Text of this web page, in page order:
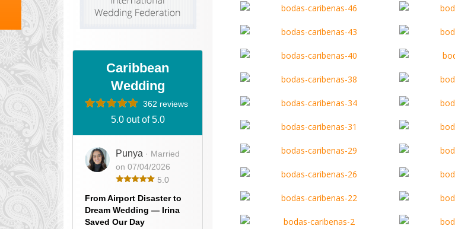
Caribbean
Wedding
362 reviews
5.0 out of 5.0
Punya · Married
on 07/04/2026
5.0
From Airport Disaster to
Dream Wedding — Irina
Saved Our Day